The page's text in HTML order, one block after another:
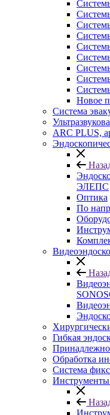
Новое
Система
ARC PLUS,
ЭЛЕПС
Оптика
По
Гибкая
Обработка
Система